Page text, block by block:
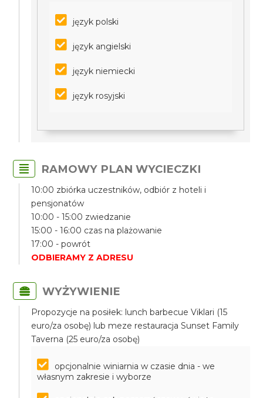
język polski
język angielski
język niemiecki
język rosyjski
RAMOWY PLAN WYCIECZKI
10:00 zbiórka uczestników, odbiór z hoteli i
pensjonatów
10:00 - 15:00 zwiedzanie
15:00 - 16:00 czas na plażowanie
17:00 - powrót
ODBIERAMY Z ADRESU
WYŻYWIENIE
Propozycje na posiłek: lunch barbecue Viklari (15
euro/za osobę) lub meze restauracja Sunset Family
Taverna (25 euro/za osobę)
opcjonalnie winiarnia w czasie dnia - we
własnym zakresie i wyborze